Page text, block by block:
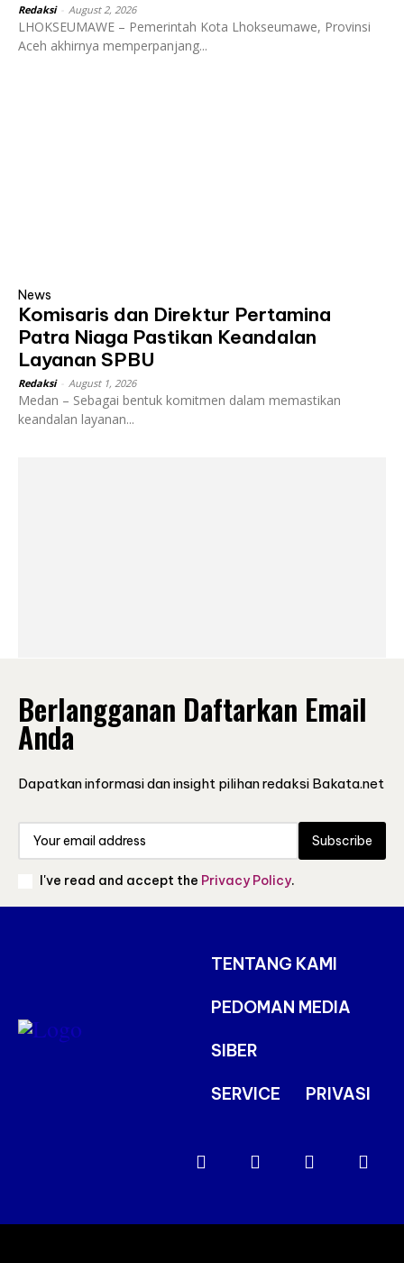
Redaksi August 2, 2026
LHOKSEUMAWE – Pemerintah Kota Lhokseumawe, Provinsi
Aceh akhirnya memperpanjang...
News
Komisaris dan Direktur Pertamina
Patra Niaga Pastikan Keandalan
Layanan SPBU
Redaksi August 1, 2026
Medan – Sebagai bentuk komitmen dalam memastikan
keandalan layanan...
Berlangganan Daftarkan Email
Anda
Dapatkan informasi dan insight pilihan redaksi Bakata.net
Subscribe
I've read and accept the Privacy Policy.
TENTANG KAMI
PEDOMAN MEDIA
SIBER
SERVICE PRIVASI